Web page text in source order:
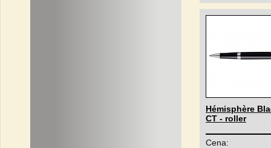
Hémisphère
CT - roller
Cena: